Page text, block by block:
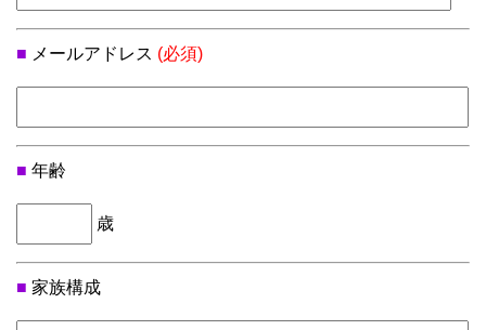
■ メールアドレス (必須)
■ 年齢
歳
■ 家族構成